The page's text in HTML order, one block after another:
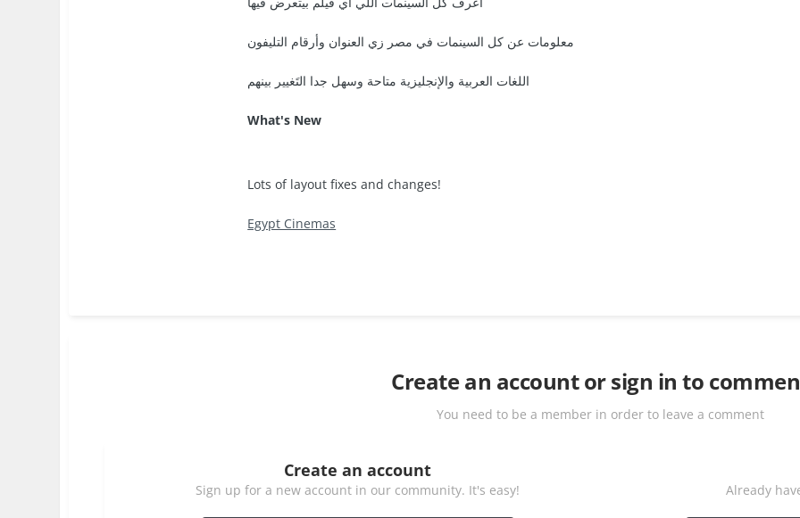
معلومات عن كل السينمات في مصر زي العنوان وأرقام التليفون
اللغات العربية والإنجليزية متاحة وسهل جدا التَغيير بينهم
What's New
Lots of layout fixes and changes!
Egypt Cinemas
Create an account or sign in to
You need to be a member in order to leave a comment
Create an account
Sign up for a new account in our community. It's easy! Already